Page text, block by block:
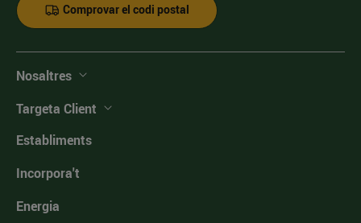
Comprovar el codi postal
Nosaltres
Targeta Client
Establiments
Incorpora't
Energia